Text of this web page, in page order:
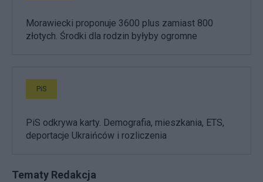
Morawiecki proponuje 3600 plus zamiast 800
złotych. Środki dla rodzin byłyby ogromne
PiS
PiS odkrywa karty. Demografia, mieszkania, ETS,
deportacje Ukraińców i rozliczenia
Tematy Redakcja